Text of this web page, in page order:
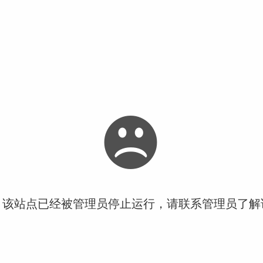
站点已经被管理员停止运行，请联系管理员了